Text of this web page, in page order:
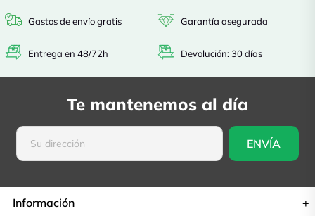
Gastos de envío gratis
Entrega en 48/72h
Garantía asegurada
Devolución: 30 días
Te mantenemos al día
Información